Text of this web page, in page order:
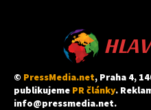
© PressMedia.net, Praha 4,
publikujeme PR články.
info@pressmedia.net.